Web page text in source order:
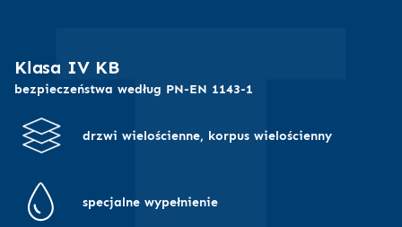
Klasa IV KB
bezpieczeństwa według PN-EN 1143-1
drzwi wielościenne, korpus wielościenny
specjalne wypełnienie